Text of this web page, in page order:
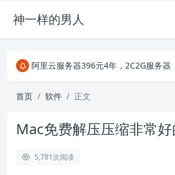
神一样的男人
阿里云服务器396元4年，2C2G服务器
关注Telegram频道有新消息第一时间推
阿里云服务器396元4年，2C2G服务器
首页 软件 正文
Mac免费解压压缩非常
5,781次阅读